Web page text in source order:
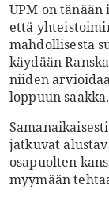
UPM on
että
mahdollisesta
käydään
niiden
loppuun saakka.
jatkuvat
osapuolten
myymään